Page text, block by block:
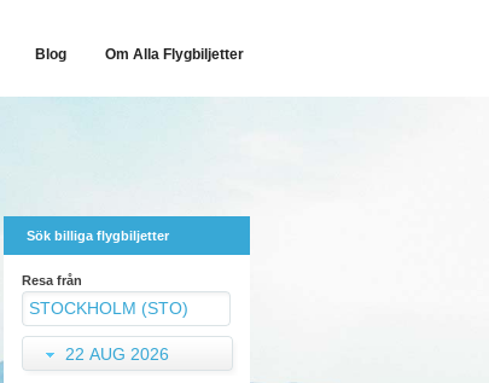
Blog Om Alla Flygbiljetter
Sök billiga flygbiljetter
Resa från
22 AUG 2026